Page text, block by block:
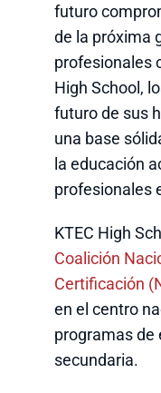
futuro
de la próxima
profesionales
High School,
futuro de sus
una base
la educación
profesionales
KTEC High
Coalición
Certificación
en el centro
programas de
secundaria.